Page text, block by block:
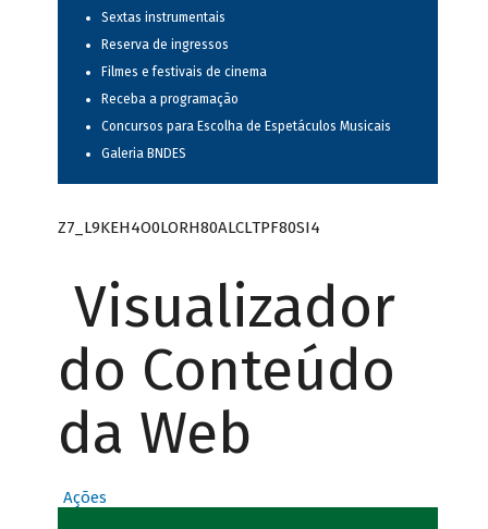
Sextas instrumentais
Reserva de ingressos
Filmes e festivais de cinema
Receba a programação
Concursos para Escolha de Espetáculos Musicais
Galeria BNDES
Z7_L9KEH4O0LORH80ALCLTPF80SI4
Visualizador
do Conteúdo
da Web
Ações